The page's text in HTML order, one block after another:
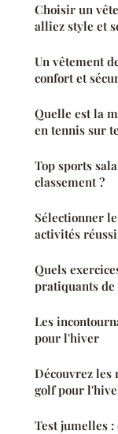
Choisir un
alliez style et
Un vêtement
confort et
Quelle est la
en tennis sur
Top sports
classement ?
Sélectionner
activités
Quels
pratiquants de
Les
pour l'hiver
Découvrez
golf pour
Test jumelles